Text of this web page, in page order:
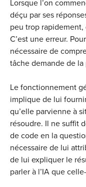
Lorsque l’on
déçu par ses
peu trop rapidement,
C’est une erreur.
nécessaire de
tâche demande de la
Le fonctionnement
implique de lui
qu’elle parvienne à
résoudre. Il ne suffit
de code en la
nécessaire de lui
de lui expliquer le
parler à l’IA que